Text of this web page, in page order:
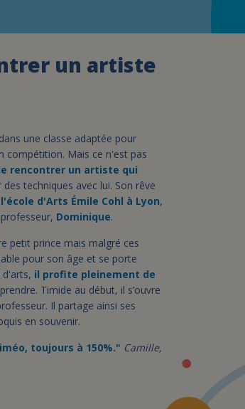
un artiste
une classe adaptée pour
compétition. Mais ce n'est pas
rencontrer un artiste qui
techniques avec lui. Son rêve
d'Arts Émile Cohl à Lyon,
Dominique.
petit prince mais malgré ces
pour son âge et se porte
d'arts, il profite pleinement de
Timide au début, il s’ouvre
Il partage ainsi ses
en souvenir.
toujours à 150%." Camille,